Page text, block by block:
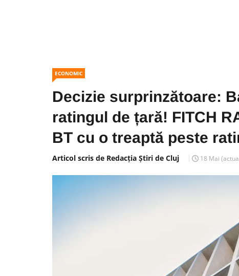
ECONOMIC
Decizie surprinzătoare:
ratingul de țară! FITCH
BT cu o treaptă peste
Articol scris de Redacția Știri de Cluj 18 Mai